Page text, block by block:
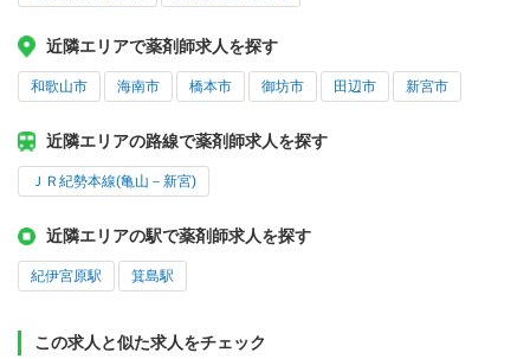
近隣エリアで薬剤師求人を探す
和歌山市 海南市 橋本市 御坊市 田辺市 新宮市
近隣エリアの路線で薬剤師求人を探す
ＪＲ紀勢本線(亀山－新宮)
近隣エリアの駅で薬剤師求人を探す
紀伊宮原駅 箕島駅
この求人と似た求人をチェック